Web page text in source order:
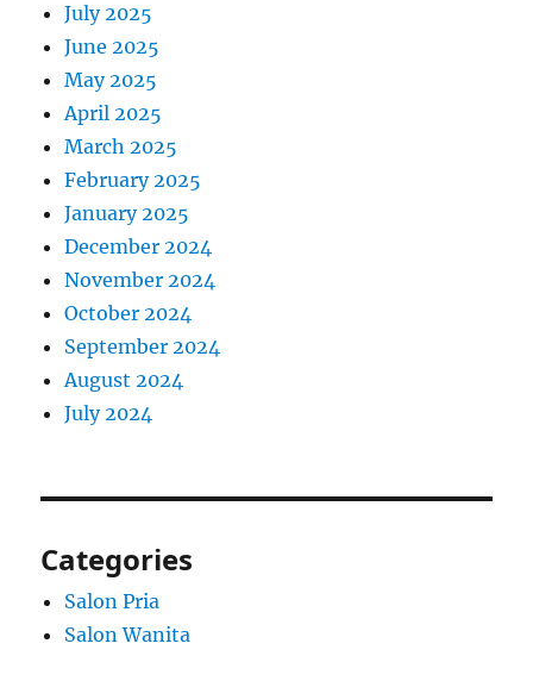
July 2025
June 2025
May 2025
April 2025
March 2025
February 2025
January 2025
December 2024
November 2024
October 2024
September 2024
August 2024
July 2024
Categories
Salon Pria
Salon Wanita